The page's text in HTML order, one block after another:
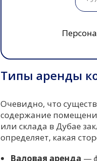
Типы аренды
Очевидно, что
содержание
или склада в Дубае
определяет, какая
Валовая аренда —